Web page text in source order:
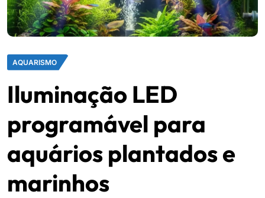
AQUARISMO
Iluminação LED
programável para
aquários plantados e
marinhos